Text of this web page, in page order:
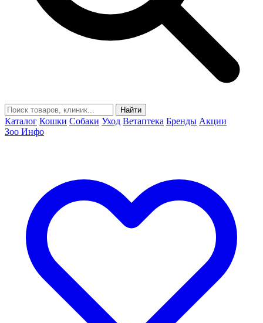
Найти
Каталог Кошки Собаки Уход Ветаптека Бренды Акции
Зоо Инфо